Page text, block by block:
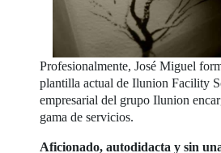
Profesionalmente, José Miguel
plantilla actual de Ilunion Facility
empresarial del grupo Ilunion
gama de servicios.
Aficionado, autodidacta y sin